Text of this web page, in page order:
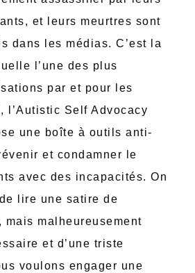
et leurs meurtres sont
dans les médias. C’est la
l’une des plus
par et pour les
l’Autistic Self Advocacy
une boîte à outils anti-
et condamner le
avec des incapacités. On
lire une satire de
malheureusement
et d’une triste
voulons engager une